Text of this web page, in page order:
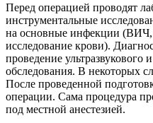
Перед операцией проводят
инструментальные
на основные инфекции
исследование крови).
проведение ультразвукового
обследования. В некоторых
После проведенной
операции. Сама процедура
под местной анестезией.